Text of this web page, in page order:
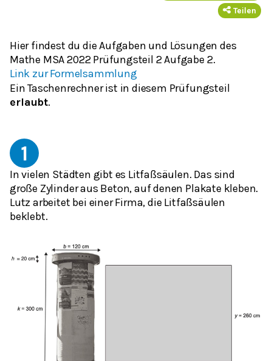
Teilen
Hier findest du die Aufgaben und Lösungen des
Mathe MSA 2022 Prüfungsteil 2 Aufgabe 2.
Link zur Formelsammlung
Ein Taschenrechner ist in diesem Prüfungsteil
erlaubt.
1
In vielen Städten gibt es Litfaßsäulen. Das sind
große Zylinder aus Beton, auf denen Plakate kleben.
Lutz arbeitet bei einer Firma, die Litfaßsäulen
beklebt.